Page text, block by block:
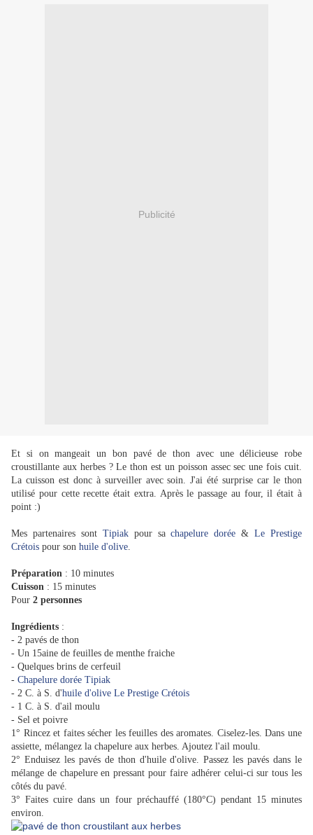
Publicité
Et si on mangeait un bon pavé de thon avec une délicieuse robe
croustillante aux herbes ? Le thon est un poisson assec sec une fois cuit.
La cuisson est donc à surveiller avec soin. J'ai été surprise car le thon
utilisé pour cette recette était extra. Après le passage au four, il était à
point :)
Mes partenaires sont Tipiakpour sachapelure dorée &Le Prestige
Crétois pour son huile d'olive.
Préparation : 10 minutes
Cuisson : 15 minutes
Pour 2 personnes
Ingrédients :
- 2 pavés de thon
- Un 15aine de feuilles de menthe fraiche
- Quelques brins de cerfeuil
- Chapelure dorée Tipiak
- 2 C. à S. d'huile d'olive Le Prestige Crétois
- 1 C. à S. d'ail moulu
- Sel et poivre
1° Rincez et faites sécher les feuilles des aromates. Ciselez-les. Dans une
assiette, mélangez la chapelure aux herbes. Ajoutez l'ail moulu.
2° Enduisez les pavés de thon d'huile d'olive. Passez les pavés dans le
mélange de chapelure en pressant pour faire adhérer celui-ci sur tous les
côtés du pavé.
3° Faites cuire dans un four préchauffé (180°C) pendant 15 minutes
environ.